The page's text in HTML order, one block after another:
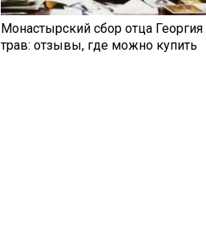
Монастырский сбор отца Георгия
трав: отзывы, где можно купить